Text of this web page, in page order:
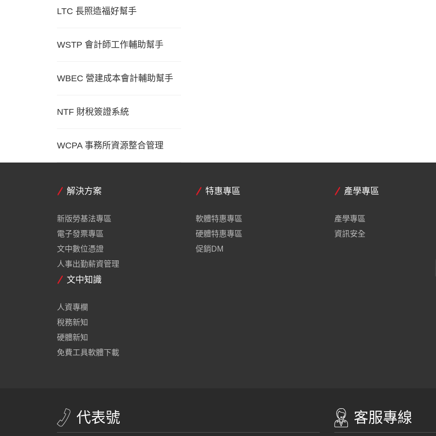
LTC 長照造福好幫手
WSTP 會計師工作輔助幫手
WBEC 營建成本會計輔助幫手
NTF 財稅簽證系統
WCPA 事務所資源整合管理
解決方案
新版勞基法專區
電子發票專區
文中數位憑證
人事出勤薪資管理
特惠專區
軟體特惠專區
硬體特惠專區
促銷DM
產學專區
產學專區
資訊安全
文中知識
人資專欄
稅務新知
硬體新知
免費工具軟體下載
代表號 客服專線